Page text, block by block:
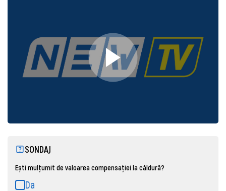
SONDAJ
Ești mulțumit de valoarea compensației la căldură?
Da